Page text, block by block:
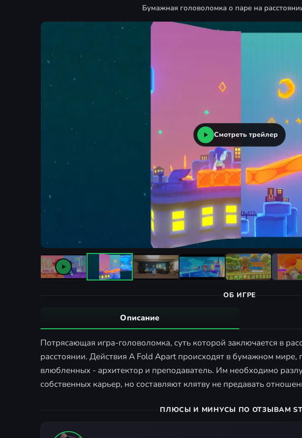
Бумажная головоломка о паре на
Смотреть трейлер
ОБ ИГРЕ
Описание
Потрясающая игра-головоломка, суть которой заключается в
расстоянии. Действия A Fold Apart происходят в бумажном мире,
влюбленных - архитектор и преподаватель. Им необходимо
собственных карьер, но составляют клятву не предавать
ПЛЮСЫ И МИНУСЫ ПО ОТЗЫВАМ